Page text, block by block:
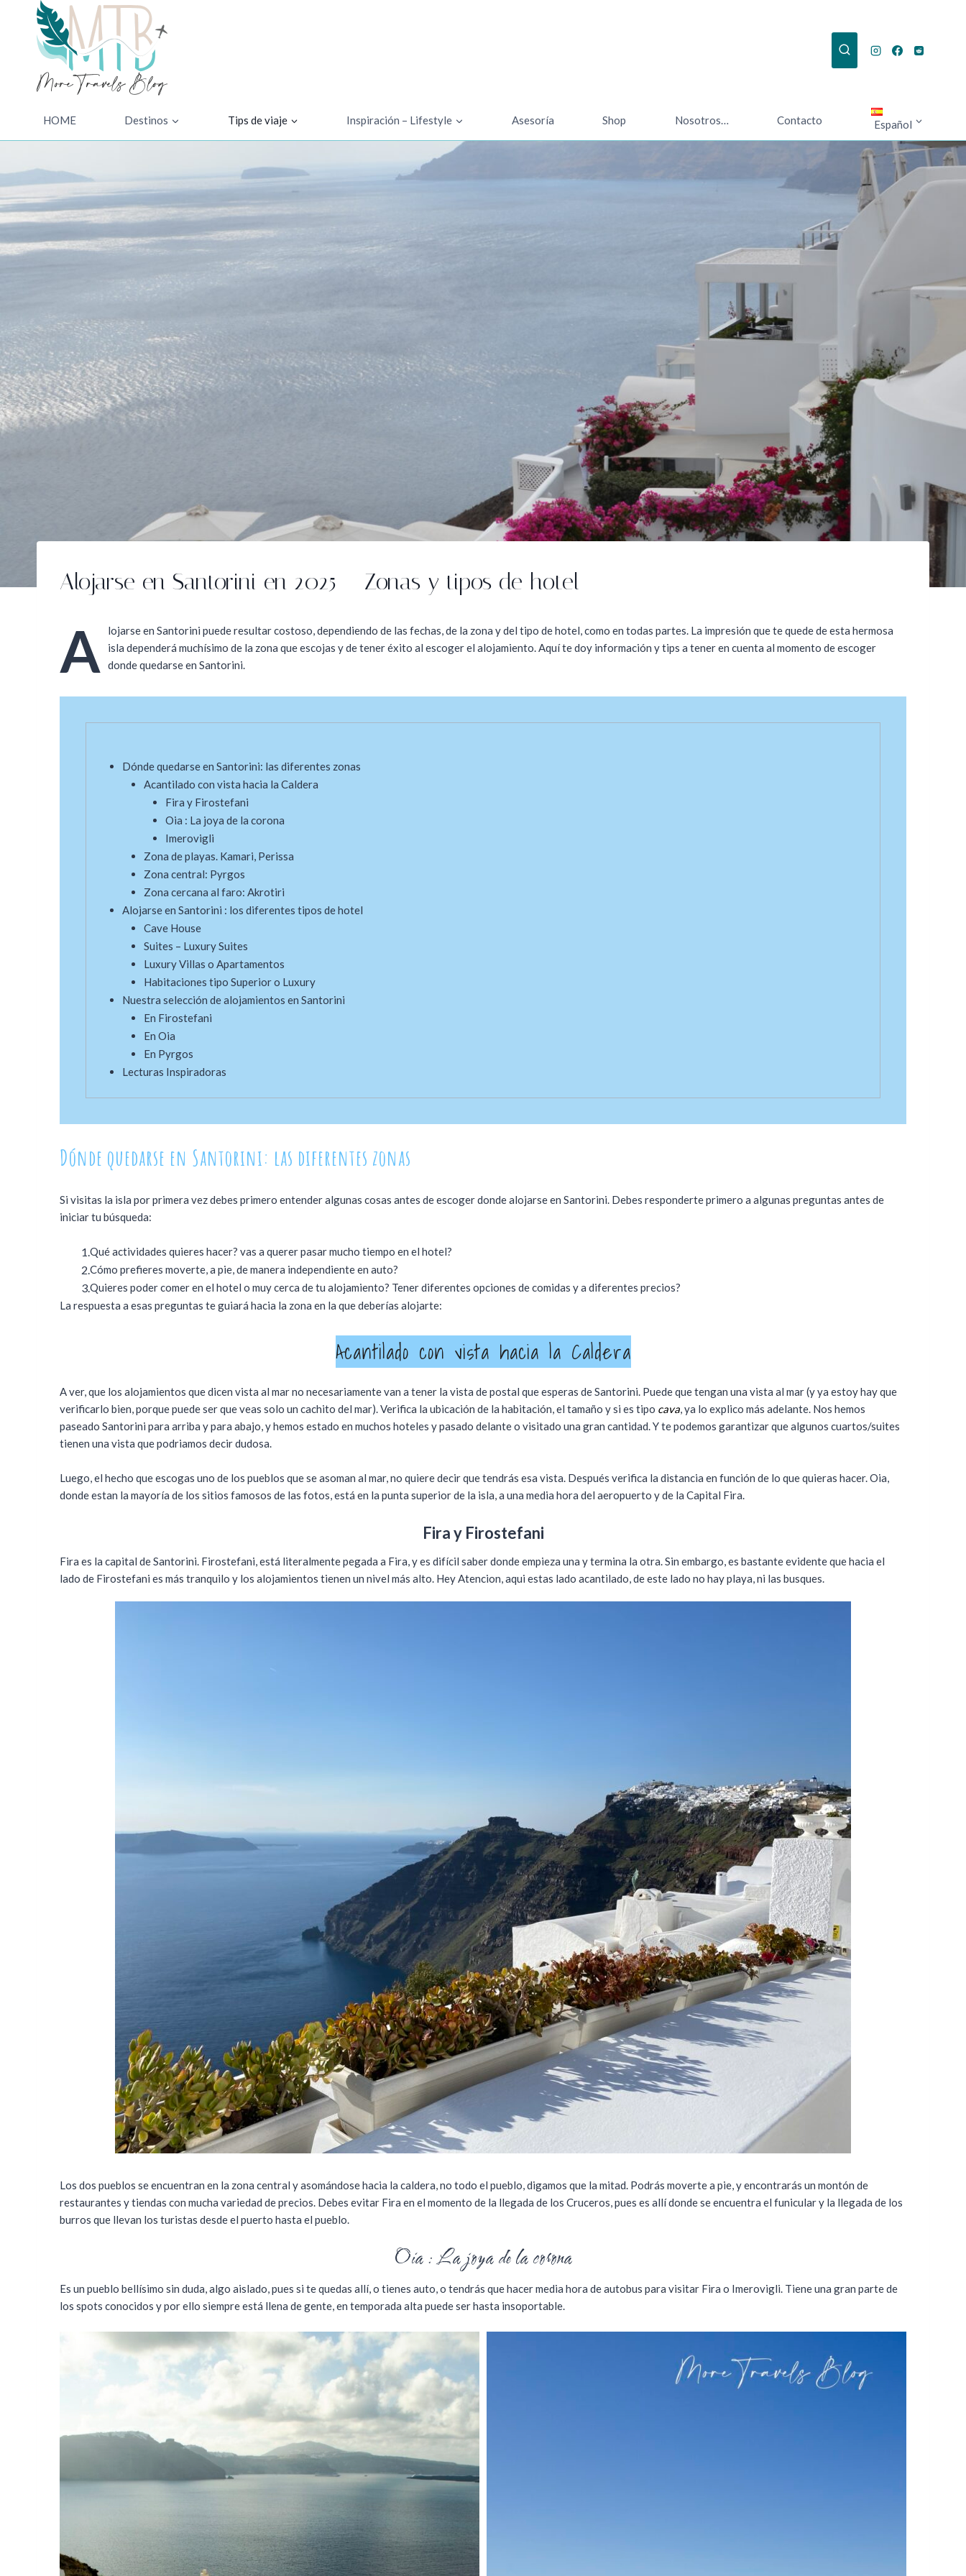
contenido
HOME Destinos Tips de viaje Inspiración – Lifestyle Asesoría Shop Nosotros… Contacto Español
Alojarse en Santorini en 2025 – Zonas y tipos de hotel
A
lojarse en Santorini puede resultar costoso, dependiendo de las fechas, de la zona y del tipo de hotel, como en todas partes. La impresión que te quede de esta hermosa
isla dependerá muchísimo de la zona que escojas y de tener éxito al escoger el alojamiento. Aquí te doy información y tips a tener en cuenta al momento de escoger
donde quedarse en Santorini.
Dónde quedarse en Santorini: las diferentes zonas
Acantilado con vista hacia la Caldera
Fira y Firostefani
Oia : La joya de la corona
Imerovigli
Zona de playas. Kamari, Perissa
Zona central: Pyrgos
Zona cercana al faro: Akrotiri
Alojarse en Santorini : los diferentes tipos de hotel
Cave House
Suites – Luxury Suites
Luxury Villas o Apartamentos
Habitaciones tipo Superior o Luxury
Nuestra selección de alojamientos en Santorini
En Firostefani
En Oia
En Pyrgos
Lecturas Inspiradoras
Dónde quedarse en Santorini: las diferentes zonas
Si visitas la isla por primera vez debes primero entender algunas cosas antes de escoger donde alojarse en Santorini. Debes responderte primero a algunas preguntas antes de
iniciar tu búsqueda:
Qué actividades quieres hacer? vas a querer pasar mucho tiempo en el hotel?
Cómo prefieres moverte, a pie, de manera independiente en auto?
Quieres poder comer en el hotel o muy cerca de tu alojamiento? Tener diferentes opciones de comidas y a diferentes precios?
La respuesta a esas preguntas te guiará hacia la zona en la que deberías alojarte:
Acantilado con vista hacia la Caldera
A ver, que los alojamientos que dicen vista al mar no necesariamente van a tener la vista de postal que esperas de Santorini. Puede que tengan una vista al mar (y ya estoy hay que
verificarlo bien, porque puede ser que veas solo un cachito del mar). Verifica la ubicación de la habitación, el tamaño y si es tipo cava , ya lo explico más adelante. Nos hemos
paseado Santorini para arriba y para abajo, y hemos estado en muchos hoteles y pasado delante o visitado una gran cantidad. Y te podemos garantizar que algunos cuartos/suites
tienen una vista que podriamos decir dudosa.
Luego, el hecho que escogas uno de los pueblos que se asoman al mar, no quiere decir que tendrás esa vista. Después verifica la distancia en función de lo que quieras hacer. Oia,
donde estan la mayoría de los sitios famosos de las fotos, está en la punta superior de la isla, a una media hora del aeropuerto y de la Capital Fira.
Fira y Firostefani
Fira es la capital de Santorini. Firostefani, está literalmente pegada a Fira, y es difícil saber donde empieza una y termina la otra. Sin embargo, es bastante evidente que hacia el
lado de Firostefani es más tranquilo y los alojamientos tienen un nivel más alto. Hey Atencion, aqui estas lado acantilado, de este lado no hay playa, ni las busques.
Los dos pueblos se encuentran en la zona central y asomándose hacia la caldera, no todo el pueblo, digamos que la mitad. Podrás moverte a pie, y encontrarás un montón de
restaurantes y tiendas con mucha variedad de precios. Debes evitar Fira en el momento de la llegada de los Cruceros, pues es allí donde se encuentra el funicular y la llegada de los
burros que llevan los turistas desde el puerto hasta el pueblo.
Oia : La joya de la corona
Es un pueblo bellísimo sin duda, algo aislado, pues si te quedas allí, o tienes auto, o tendrás que hacer media hora de autobus para visitar Fira o Imerovigli. Tiene una gran parte de
los spots conocidos y por ello siempre está llena de gente, en temporada alta puede ser hasta insoportable.